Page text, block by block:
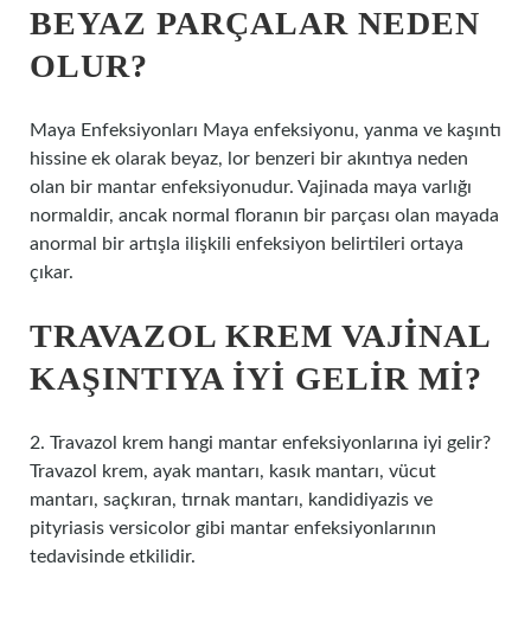
BEYAZ PARÇALAR NEDEN
OLUR?
Maya Enfeksiyonları Maya enfeksiyonu, yanma ve kaşıntı
hissine ek olarak beyaz, lor benzeri bir akıntıya neden
olan bir mantar enfeksiyonudur. Vajinada maya varlığı
normaldir, ancak normal floranın bir parçası olan mayada
anormal bir artışla ilişkili enfeksiyon belirtileri ortaya
çıkar.
TRAVAZOL KREM VAJINAL
KAŞINTIYA IYI GELIR MI?
2. Travazol krem ​​hangi mantar enfeksiyonlarına iyi gelir?
Travazol krem, ayak mantarı, kasık mantarı, vücut
mantarı, saçkıran, tırnak mantarı, kandidiyazis ve
pityriasis versicolor gibi mantar enfeksiyonlarının
tedavisinde etkilidir.